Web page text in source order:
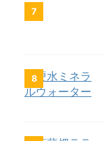
7
8